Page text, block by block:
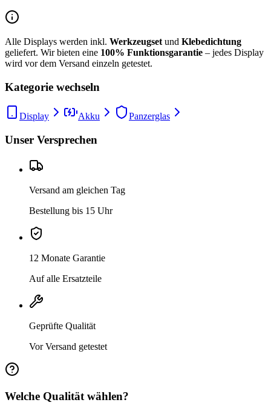
Alle Displays werden inkl. Werkzeugset und Klebedichtung
geliefert. Wir bieten eine 100% Funktionsgarantie – jedes Display
wird vor dem Versand einzeln getestet.
Kategorie wechseln
Display Akku Panzerglas
Unser Versprechen
Versand am gleichen Tag
Bestellung bis 15 Uhr
12 Monate Garantie
Auf alle Ersatzteile
Geprüfte Qualität
Vor Versand getestet
Welche Qualität wählen?